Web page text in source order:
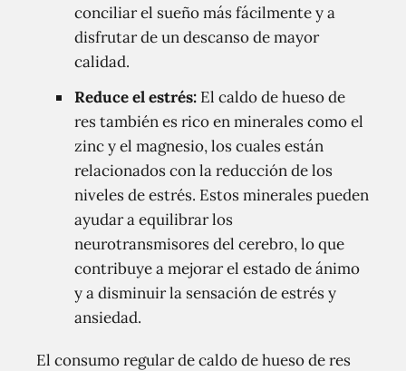
conciliar el sueño más fácilmente y a
disfrutar de un descanso de mayor
calidad.
Reduce el estrés: El caldo de hueso de
res también es rico en minerales como el
zinc y el magnesio, los cuales están
relacionados con la reducción de los
niveles de estrés. Estos minerales pueden
ayudar a equilibrar los
neurotransmisores del cerebro, lo que
contribuye a mejorar el estado de ánimo
y a disminuir la sensación de estrés y
ansiedad.
El consumo regular de caldo de hueso de res